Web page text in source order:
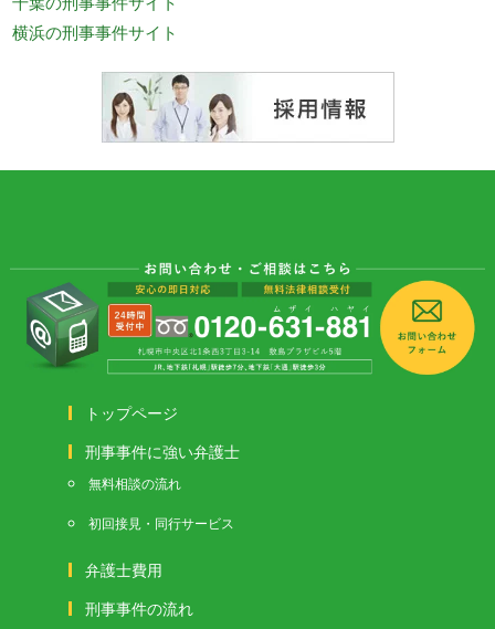
横浜の刑事事件サイト
トップページ
刑事事件に強い弁護士
無料相談の流れ
初回接見・同行サービス
弁護士費用
刑事事件の流れ